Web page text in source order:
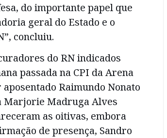
do importante papel que
geral do Estado e o
concluiu.
do RN indicados
passada na CPI da Arena
Raimundo Nonato
Marjorie Madruga Alves
as oitivas, embora
de presença, Sandro